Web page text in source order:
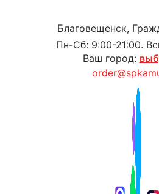
Благовещенск,
Пн-Сб: 9:00-21:00.
Ваш город: